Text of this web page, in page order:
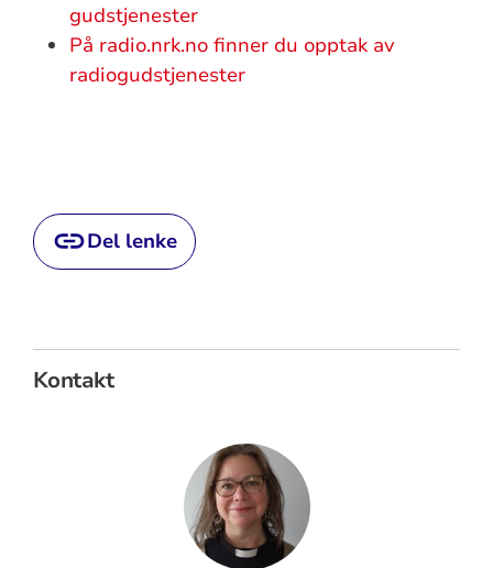
gudstjenester
På radio.nrk.no finner du opptak av
radiogudstjenester
Del lenke
Kontakt